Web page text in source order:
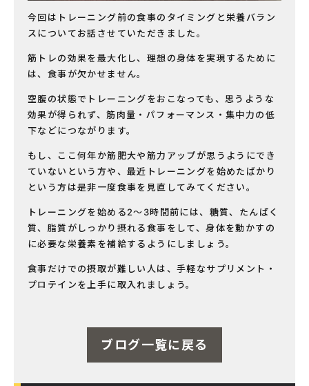
今回はトレーニング前の食事のタイミングと栄養バラン
スについてお話させていただきました。
筋トレの効果を最大化し、理想の身体を実現するために
は、食事が欠かせません。
空腹の状態でトレーニングをおこなっても、思うような
効果が得られず、筋肉量・パフォーマンス・集中力の低
下などにつながります。
もし、ここ何年か筋肥大や筋力アップが思うようにでき
ていないという方や、最近トレーニングを始めたばかり
という方は是非一度食事を見直してみてください。
トレーニングを始める2～3時間前には、糖質、たんぱく
質、脂質がしっかり摂れる食事をして、身体を動かすの
に必要な栄養素を補給するようにしましょう。
食事だけでの摂取が難しい人は、手軽なサプリメント・
プロテインを上手に取入れましょう。
ブログ一覧に戻る